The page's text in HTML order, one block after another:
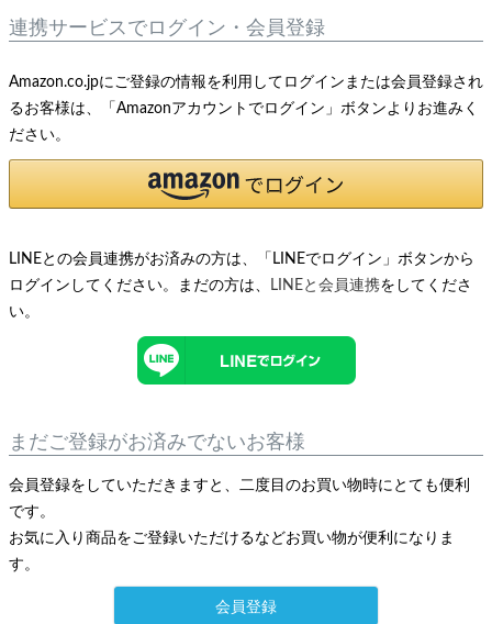
連携サービスでログイン・会員登録
Amazon.co.jpにご登録の情報を利用してログインまたは会員登録され
るお客様は、「Amazonアカウントでログイン」ボタンよりお進みく
ださい。
LINEとの会員連携がお済みの方は、「LINEでログイン」ボタンから
ログインしてください。まだの方は、
LINEと会員連携をしてくださ
い。
まだご登録がお済みでないお客様
会員登録をしていただきますと、二度目のお買い物時にとても便利
です。
お気に入り商品をご登録いただけるなどお買い物が便利になりま
す。
会員登録